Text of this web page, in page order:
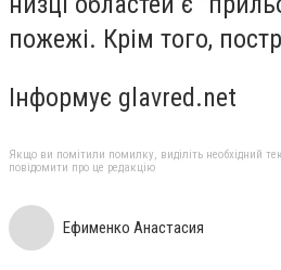
пожежі. Крім того,
Інформує glavred.net
Якщо ви помітили помилку, виділіть необхідний
повідомити про це редакцію
Ефименко Анастасия